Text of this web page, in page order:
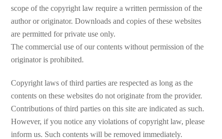
scope of the copyright law require a written permission of the
author or originator. Downloads and copies of these websites
are permitted for private use only.
The commercial use of our contents without permission of the
originator is prohibited.
Copyright laws of third parties are respected as long as the
contents on these websites do not originate from the provider.
Contributions of third parties on this site are indicated as such.
However, if you notice any violations of copyright law, please
inform us. Such contents will be removed immediately.